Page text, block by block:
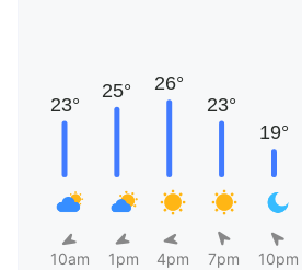
10am 1pm 4pm 7pm 10pm